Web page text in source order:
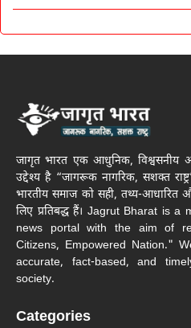
जागृत भारत एक आधुनिक, विश्वसनीय
उद्देश्य है “जागरूक नागरिक, सशक्त
भारतीय समाज को सही, तथ्य-आधारित
लिए प्रतिबद्ध हैं। Jagrut Bharat is
news portal with the aim of
Citizens, Empowered Nation."
accurate, fact-based, and
society.
Categories